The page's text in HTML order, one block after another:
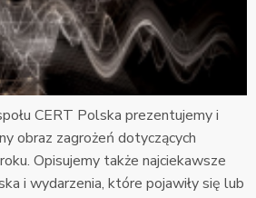
CERT Polska prezentujemy i
obraz zagrożeń dotyczących
Opisujemy także najciekawsze
i wydarzenia, które pojawiły się lub